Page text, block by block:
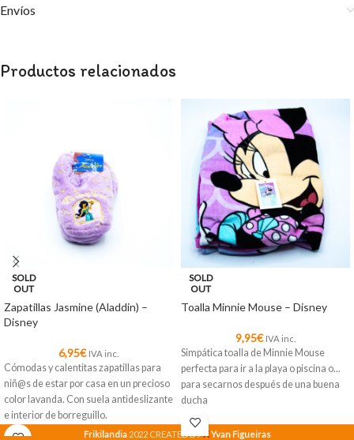
Envíos
Productos relacionados
SOLD
OUT
Zapatillas Jasmine (Aladdin) –
Disney
6,95€ IVA inc.
Cómodas y calentitas zapatillas para
niñ@s de estar por casa en un precioso
color lavanda. Con suela antideslizante
e interior de borreguillo.
SOLD
OUT
Toalla Minnie Mouse – Disney
9,95€ IVA inc.
Simpática toalla de Minnie Mouse
perfecta para ir a la playa o piscina o...
para secarnos después de una buena
ducha
Frikilandia 2022 CREATED BYXYvan Figueiras